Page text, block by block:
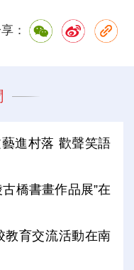
：
進村落 歡聲笑語
橋書畫作品展”在
教育交流活動在南